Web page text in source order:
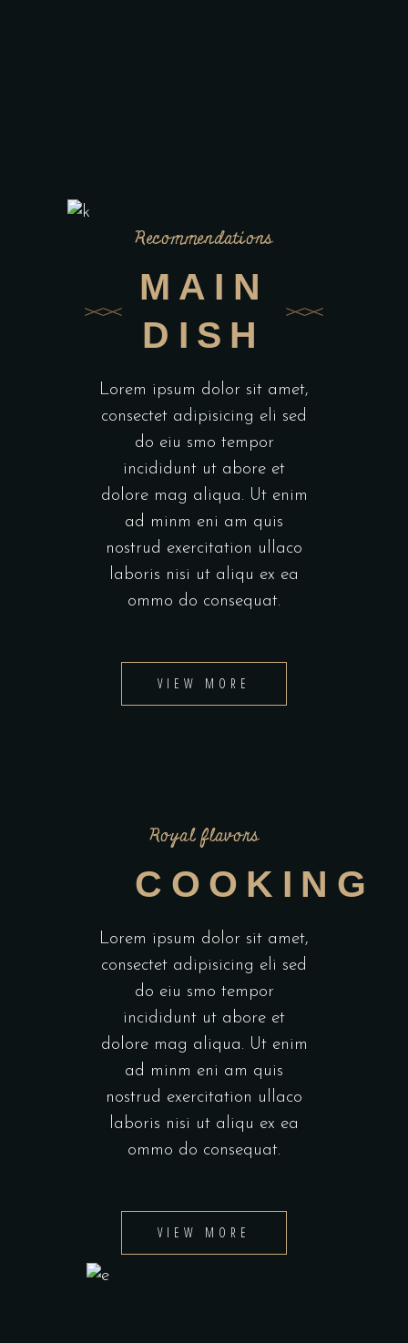
Recommendations
MAIN
DISH
Lorem ipsum dolor sit amet,
consectet adipisicing eli sed
do eiu smo tempor
incididunt ut abore et
dolore mag aliqua. Ut enim
ad minm eni am quis
nostrud exercitation ullaco
laboris nisi ut aliqu ex ea
ommo do consequat.
VIEW MORE
Royal flavors
COOKING
Lorem ipsum dolor sit amet,
consectet adipisicing eli sed
do eiu smo tempor
incididunt ut abore et
dolore mag aliqua. Ut enim
ad minm eni am quis
nostrud exercitation ullaco
laboris nisi ut aliqu ex ea
ommo do consequat.
VIEW MORE